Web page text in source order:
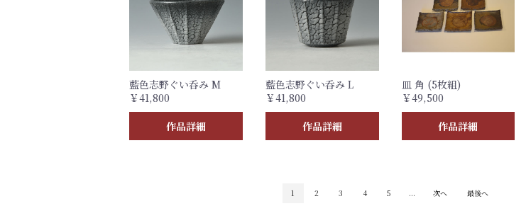
藍色志野ぐい呑み M
￥41,800
作品詳細
藍色志野ぐい呑み L
￥41,800
作品詳細
皿 角 (5枚組)
￥49,500
作品詳細
1 2 3 4 5 ... 次へ 最後へ